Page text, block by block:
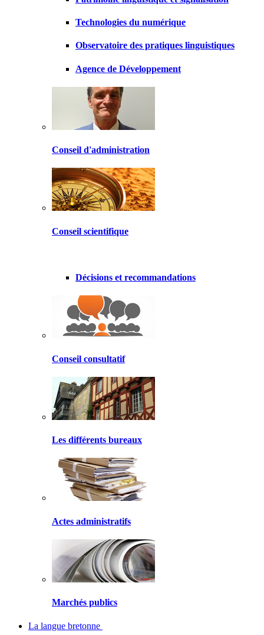
Technologies du numérique
Observatoire des pratiques linguistiques
Agence de Développement
Conseil d'administration
Conseil scientifique
Décisions et recommandations
Conseil consultatif
Les différents bureaux
Actes administratifs
Marchés publics
La langue bretonne